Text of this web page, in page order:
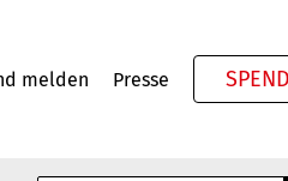
melden Presse